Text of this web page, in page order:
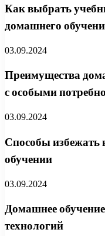
Как выбрать
домашнего
03.09.2024
Преимущества
с особыми
03.09.2024
Способы
обучении
03.09.2024
Домашнее
технологий